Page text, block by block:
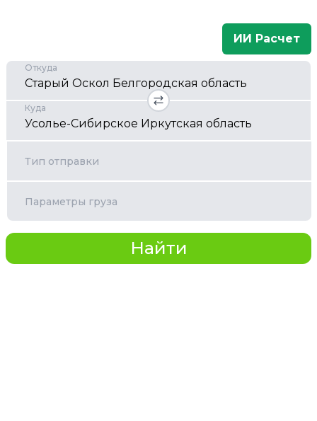
ИИ Расчет
Откуда
Куда
Тип отправки
Параметры груза
Найти